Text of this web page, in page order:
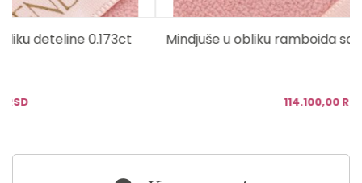
Mindjuše u obliku ramboida sa dijamantima 0.109ct